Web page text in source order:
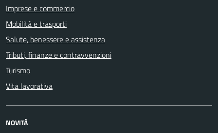
Imprese e commercio
Mobilità e trasporti
Salute, benessere e assistenza
Tributi, finanze e contravvenzioni
Turismo
Vita lavorativa
NOVITÀ